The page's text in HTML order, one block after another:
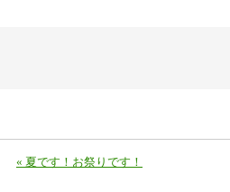
« 夏です！お祭りです！